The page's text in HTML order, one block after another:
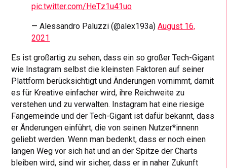
pic.twitter.com/HeTz1u41uo
— Alessandro Paluzzi (@alex193a)August 16,
2021
Es ist großartig zu sehen, dass ein so großer Tech-Gigant
wie Instagram selbst die kleinsten Faktoren auf seiner
Plattform berücksichtigt und Änderungen vornimmt, damit
es für Kreative einfacher wird, ihre Reichweite zu
verstehen und zu verwalten. Instagram hat eine riesige
Fangemeinde und der Tech-Gigant ist dafür bekannt, dass
er Änderungen einführt, die von seinen Nutzer*innenn
geliebt werden. Wenn man bedenkt, dass er noch einen
langen Weg vor sich hat und an der Spitze der Charts
bleiben wird, sind wir sicher, dass er in naher Zukunft